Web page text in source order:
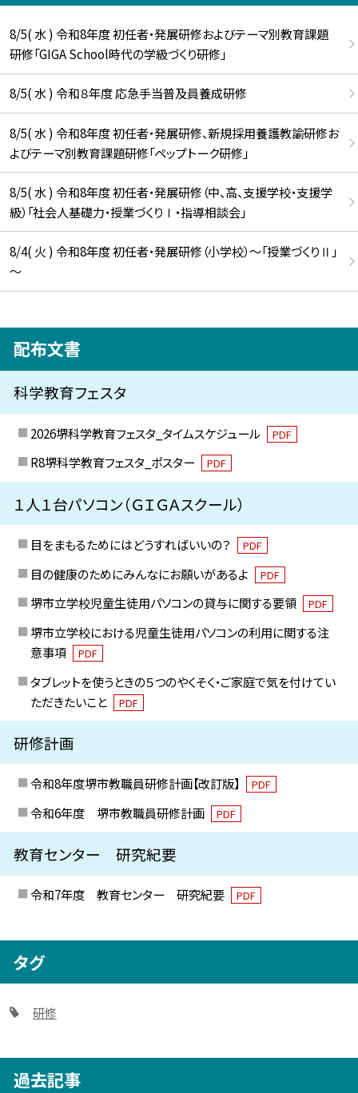
8/5( 水 ) 令和8年度 初任者・発展研修およびテーマ別教育課題
研修「GIGA School時代の学級づくり研修」
8/5( 水 ) 令和８年度 応急手当普及員養成研修
8/5( 水 ) 令和8年度 初任者・発展研修、新規採用養護教諭研修お
よびテーマ別教育課題研修「ペップトーク研修」
8/5( 水 ) 令和8年度 初任者・発展研修（中、高、支援学校・支援学
級）「社会人基礎力・授業づくりⅠ・指導相談会」
8/4( 火 ) 令和8年度 初任者・発展研修（小学校）～「授業づくりⅡ」
～
配布文書
科学教育フェスタ
2026堺科学教育フェスタ_タイムスケジュール PDF
R8堺科学教育フェスタ_ポスター PDF
１人１台パソコン（ＧＩＧＡスクール）
目をまもるためにはどうすればいいの？ PDF
目の健康のためにみんなにお願いがあるよ PDF
堺市立学校児童生徒用パソコンの貸与に関する要領 PDF
堺市立学校における児童生徒用パソコンの利用に関する注
意事項
PDF
タブレットを使うときの５つのやくそく・ご家庭で気を付けてい
ただきたいこと
PDF
研修計画
令和8年度堺市教職員研修計画【改訂版】 PDF
令和6年度 堺市教職員研修計画 PDF
教育センター 研究紀要
令和7年度 教育センター 研究紀要 PDF
タグ
研修
過去記事